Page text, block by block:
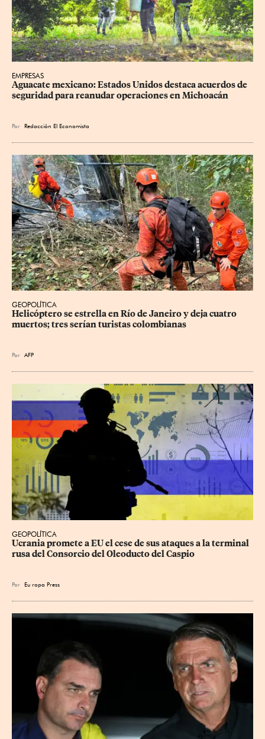
EMPRESAS
Aguacate mexicano: Estados Unidos destaca acuerdos de
seguridad para reanudar operaciones en Michoacán
Por Redacción El Economista
GEOPOLÍTICA
Helicóptero se estrella en Río de Janeiro y deja cuatro
muertos; tres serían turistas colombianas
Por AFP
GEOPOLÍTICA
Ucrania promete a EU el cese de sus ataques a la terminal
rusa del Consorcio del Oleoducto del Caspio
Por Eu ropa Press